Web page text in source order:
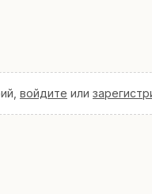
войдите или